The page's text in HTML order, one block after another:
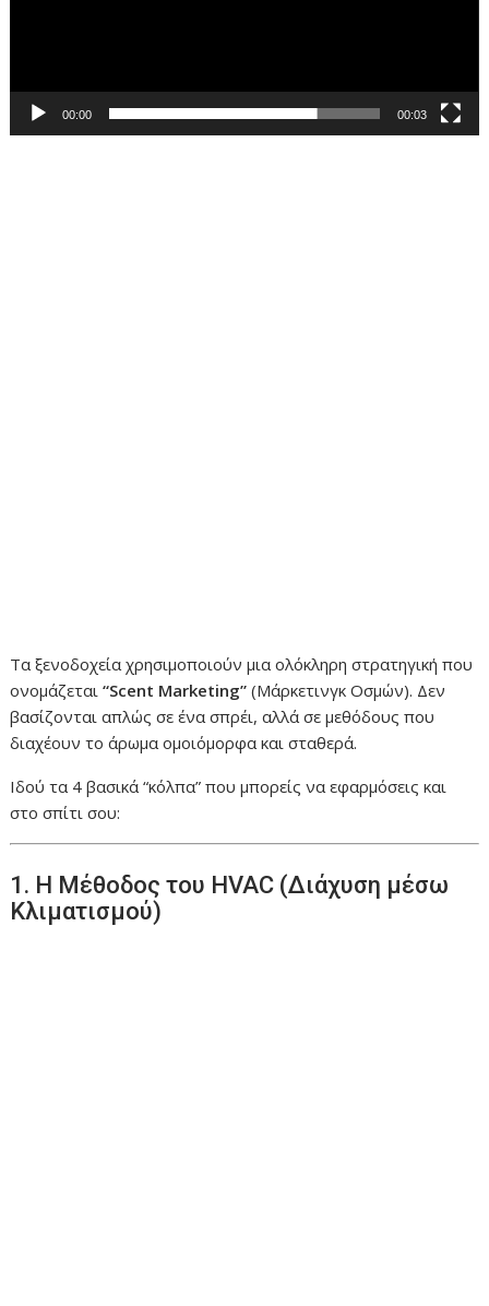
00:00 00:03
Τα ξενοδοχεία χρησιμοποιούν μια ολόκληρη στρατηγική που
ονομάζεται“Scent Marketing” (Μάρκετινγκ Οσμών). Δεν
βασίζονται απλώς σε ένα σπρέι, αλλά σε μεθόδους που
διαχέουν το άρωμα ομοιόμορφα και σταθερά.
Ιδού τα 4 βασικά “κόλπα” που μπορείς να εφαρμόσεις και
στο σπίτι σου:
1. Η Μέθοδος του HVAC (Διάχυση μέσω
Κλιματισμού)